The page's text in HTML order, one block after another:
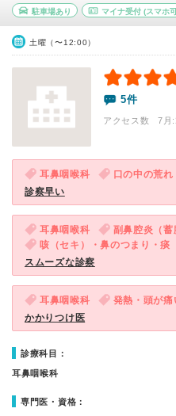
駐車場あり マイナ受付(スマホ
土曜（〜12:00）
5件
アクセス数 7月:
耳鼻咽喉科 口の中の荒
診察早い
耳鼻咽喉科
副鼻腔炎（蓄
咳（セキ）・鼻のつまり・痰
スムーズな診察
耳鼻咽喉科 発熱・頭が
かかりつけ医
診療科目：
耳鼻咽喉科
専門医・資格：